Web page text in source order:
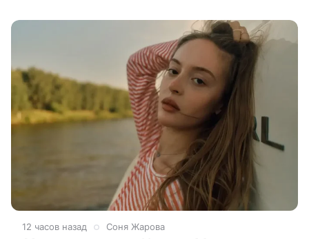
12 часов назад Соня Жарова